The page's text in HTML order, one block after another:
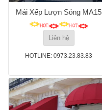
Mái Xếp Lượn Sóng MA15
Liên hệ
HOTLINE: 0973.23.83.83